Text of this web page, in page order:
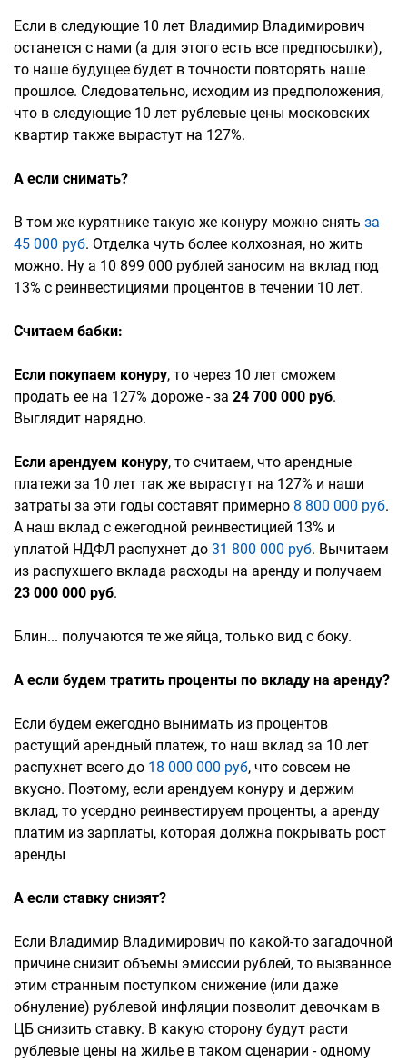
Если в следующие 10 лет Владимир Владимирович
останется с нами (а для этого есть все предпосылки),
то наше будущее будет в точности повторять наше
прошлое. Следовательно, исходим из предположения,
что в следующие 10 лет рублевые цены московских
квартир также вырастут на 127%.
А если снимать?
В том же курятнике такую же конуру можно снять за
45 000 руб. Отделка чуть более колхозная, но жить
можно. Ну а 10 899 000 рублей заносим на вклад под
13% с реинвестициями процентов в течении 10 лет.
Считаем бабки:
Если покупаем конуру, то через 10 лет сможем
продать ее на 127% дороже - за 24 700 000 руб.
Выглядит нарядно.
Если арендуем конуру, то считаем, что арендные
платежи за 10 лет так же вырастут на 127% и наши
затраты за эти годы составят примерно 8 800 000 руб.
А наш вклад с ежегодной реинвестицией 13% и
уплатой НДФЛ распухнет до 31 800 000 руб. Вычитаем
из распухшего вклада расходы на аренду и получаем
23 000 000 руб.
Блин... получаются те же яйца, только вид с боку.
А если будем тратить проценты по вкладу на аренду?
Если будем ежегодно вынимать из процентов
растущий арендный платеж, то наш вклад за 10 лет
распухнет всего до 18 000 000 руб, что совсем не
вкусно. Поэтому, если арендуем конуру и держим
вклад, то усердно реинвестируем проценты, а аренду
платим из зарплаты, которая должна покрывать рост
аренды
А если ставку снизят?
Если Владимир Владимирович по какой-то загадочной
причине снизит объемы эмиссии рублей, то вызванное
этим странным поступком снижение (или даже
обнуление) рублевой инфляции позволит девочкам в
ЦБ снизить ставку. В какую сторону будут расти
рублевые цены на жилье в таком сценарии - одному